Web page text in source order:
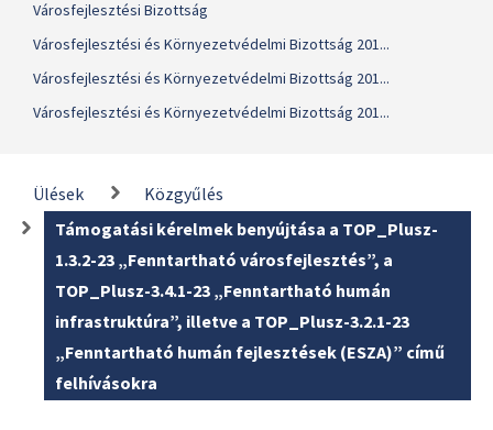
Városfejlesztési Bizottság
Városfejlesztési és Környezetvédelmi Bizottság 201...
Városfejlesztési és Környezetvédelmi Bizottság 201...
Városfejlesztési és Környezetvédelmi Bizottság 201...
Ülések
Közgyűlés
Támogatási kérelmek benyújtása a TOP_Plusz-
1.3.2-23 „Fenntartható városfejlesztés”, a
TOP_Plusz-3.4.1-23 „Fenntartható humán
infrastruktúra”, illetve a TOP_Plusz-3.2.1-23
„Fenntartható humán fejlesztések (ESZA)” című
felhívásokra